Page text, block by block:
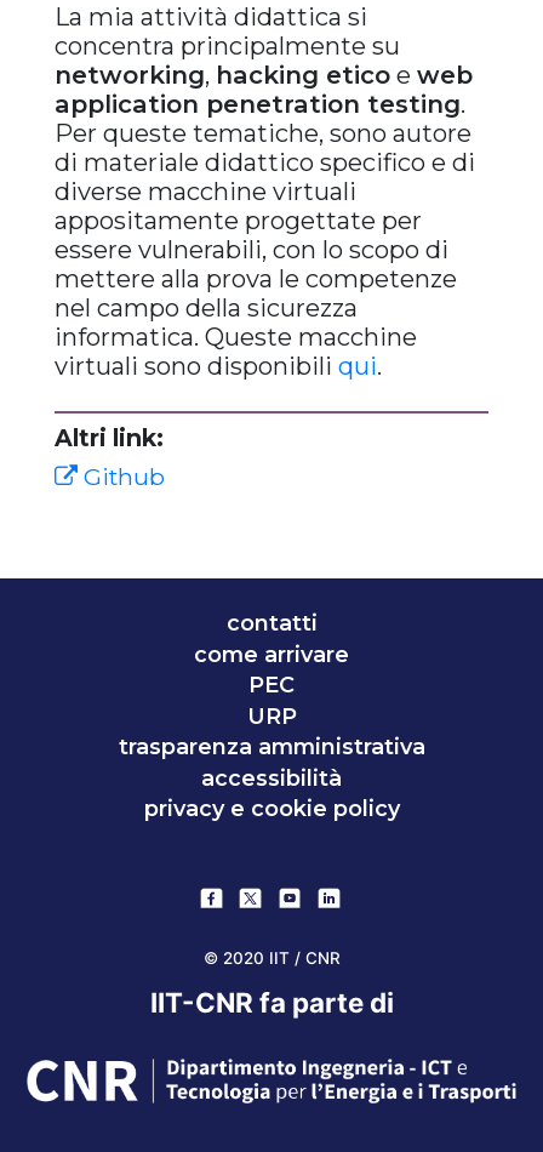
La mia attività didattica si
concentra principalmente su
networking, hacking eticoe web
application penetration testing.
Per queste tematiche, sono autore
di materiale didattico specifico e di
diverse macchine virtuali
appositamente progettate per
essere vulnerabili, con lo scopo di
mettere alla prova le competenze
nel campo della sicurezza
informatica. Queste macchine
virtuali sono disponibili qui.
Altri link:
Github
contatti
come arrivare
PEC
URP
trasparenza amministrativa
accessibilità
privacy e cookie policy
© 2020 IIT / CNR
IIT-CNR fa parte di